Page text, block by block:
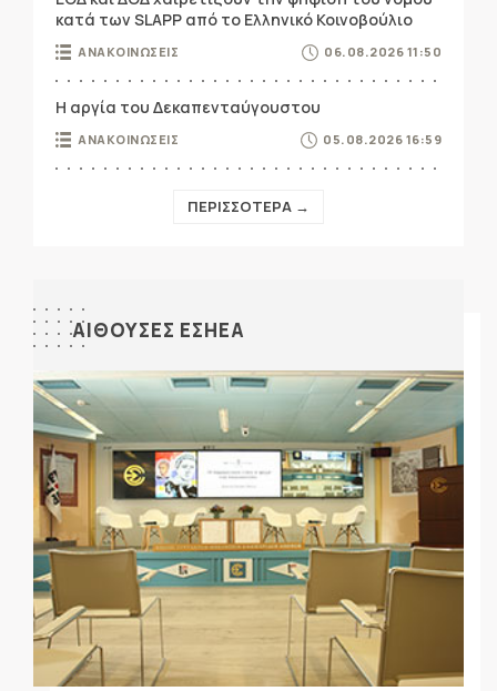
κατά των SLAPP από το Ελληνικό Κοινοβούλιο
ΑΝΑΚΟΙΝΩΣΕΙΣ 06.08.2026 11:50
Η αργία του Δεκαπενταύγουστου
ΑΝΑΚΟΙΝΩΣΕΙΣ 05.08.2026 16:59
ΠΕΡΙΣΣΟΤΕΡΑ →
ΑΙΘΟΥΣΕΣ ΕΣΗΕΑ